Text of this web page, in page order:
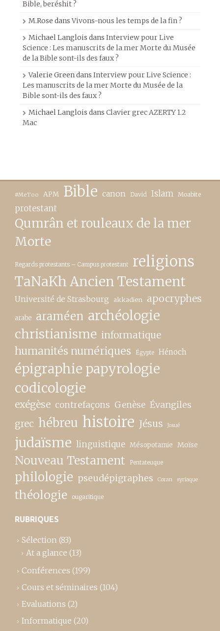
Bible, beréshit ?
M.Rose dansVivons-nous les temps de la fin ?
Michael Langlois dans Interview pour Live
Science : Les manuscrits de la mer Morte du Musée
de la Bible sont-ils des faux ?
Valerie Greendans Interview pour Live Science :
Les manuscrits de la mer Morte du Musée de la
Bible sont-ils des faux ?
Michael Langlois dans Clavier grec AZERTY 1.2
Mac
#MeToo APM Bible canon David Islam Moabite
protestant
Qumrân et rouleaux de la mer
Morte
Regards protestants – Campus protestant religions
TaNaKh Ancien Testament
Université de Strasbourg akkadien apocryphes
arabe araméen archéologie
christianisme informatique
humanités numériques Égypte Hénoch
épigraphie papyrologie
codicologie
exégèse contrefaçons Genèse Évangiles
grec hébreu histoire Jésus Josué
judaïsme linguistique Mésopotamie Moïse
Nouveau Testament Pentateuque
philologie pseudépigraphes Coran syriaque
théologie ougaritique
RUBRIQUES
Sélection (83)
At a glance (13)
Conférences (199)
Cours et séminaires (104)
Evaluations (2)
Informatique (20)